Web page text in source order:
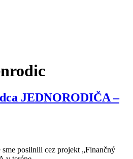
JEDNORODIČA –
posilnili cez projekt „Finančný